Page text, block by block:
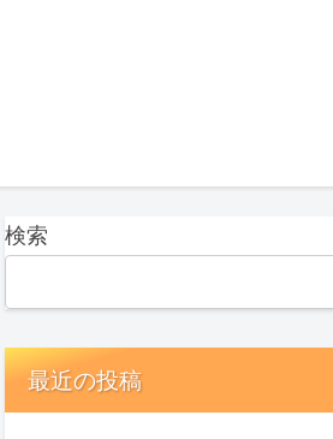
検索
最近の投稿